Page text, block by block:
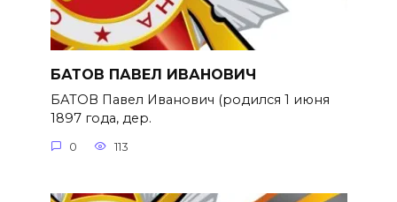
БАТОВ ПАВЕЛ ИВАНОВИЧ
БАТОВ Павел Иванович (родился 1 июня
1897 года, дер.
0 113